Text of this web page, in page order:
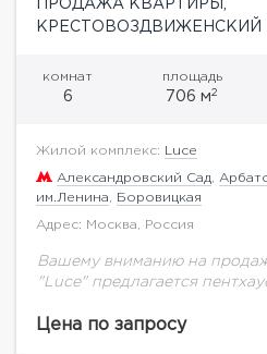
ПРОДАЖА КВАРТИРЫ,
КРЕСТОВОЗДВИЖЕНСКИЙ
комнат
6
площадь
706 м2
Жилой комплекс: Luce
Александровский Сад
им.Ленина
Боровицкая
Адрес: Москва, Россия
Вашему вниманию на
"Luce" предлагается
Крестовоздвиженском
Цена по запросу